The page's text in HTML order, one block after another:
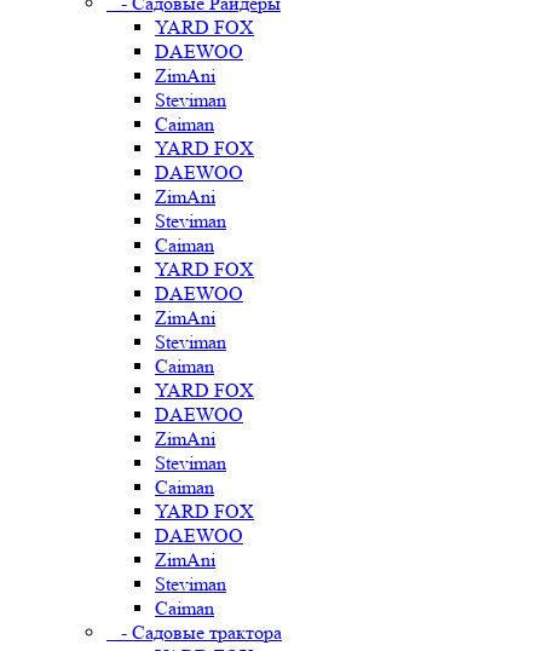
YARD FOX
DAEWOO
ZimAni
Steviman
Caiman
YARD FOX
DAEWOO
ZimAni
Steviman
Caiman
YARD FOX
DAEWOO
ZimAni
Steviman
Caiman
YARD FOX
DAEWOO
ZimAni
Steviman
Caiman
YARD FOX
DAEWOO
ZimAni
Steviman
Caiman
- Садовые трактора